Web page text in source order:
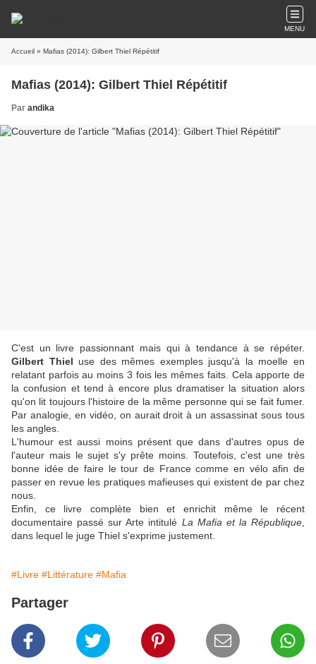
MENU
Accueil » Mafias (2014): Gilbert Thiel Répétitif
Mafias (2014): Gilbert Thiel Répétitif
Par andika
C'est un livre passionnant mais qui à tendance à se répéter.
Gilbert Thiel use des mêmes exemples jusqu'à la moelle en
relatant parfois au moins 3 fois les mêmes faits. Cela apporte de
la confusion et tend à encore plus dramatiser la situation alors
qu'on lit toujours l'histoire de la même personne qui se fait fumer.
Par analogie, en vidéo, on aurait droit à un assassinat sous tous
les angles.
L'humour est aussi moins présent que dans d'autres opus de
l'auteur mais le sujet s'y prête moins. Toutefois, c'est une très
bonne idée de faire le tour de France comme en vélo afin de
passer en revue les pratiques mafieuses qui existent de par chez
nous.
Enfin, ce livre complète bien et enrichit même le récent
documentaire passé sur Arte intitulé La Mafia et la République
dans lequel le juge Thiel s'exprime justement.
#Livre #Littérature #Mafia
Partager